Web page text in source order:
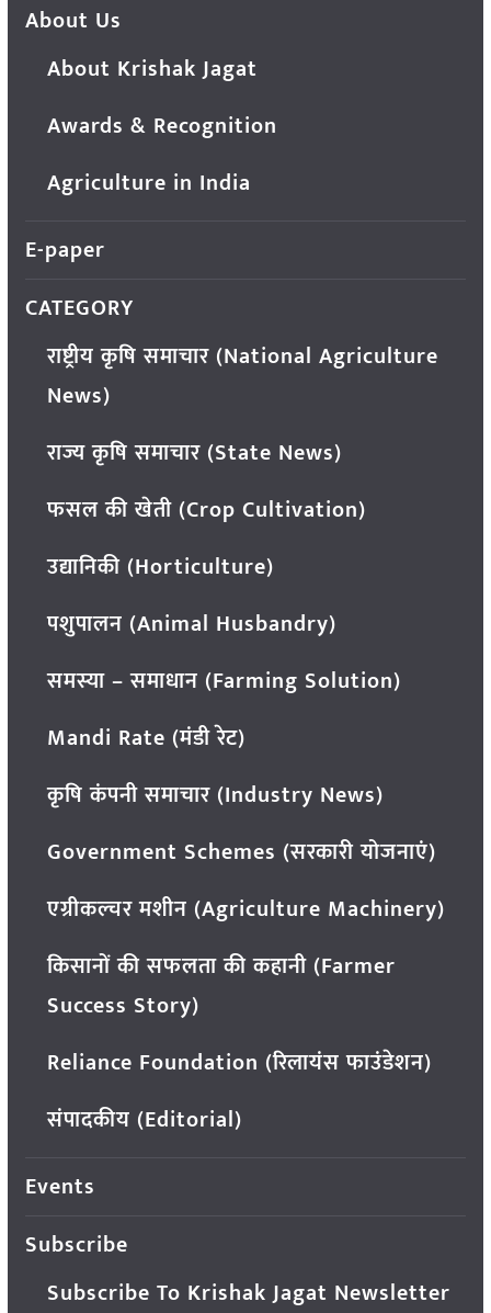
About Us
About Krishak Jagat
Awards & Recognition
Agriculture in India
E-paper
CATEGORY
राष्ट्रीय कृषि समाचार (National Agriculture
News)
राज्य कृषि समाचार (State News)
फसल की खेती (Crop Cultivation)
उद्यानिकी (Horticulture)
पशुपालन (Animal Husbandry)
समस्या – समाधान (Farming Solution)
Mandi Rate (मंडी रेट)
कृषि कंपनी समाचार (Industry News)
Government Schemes (सरकारी योजनाएं)
एग्रीकल्चर मशीन (Agriculture Machinery)
किसानों की सफलता की कहानी (Farmer
Success Story)
Reliance Foundation (रिलायंस फाउंडेशन)
संपादकीय (Editorial)
Events
Subscribe
Subscribe To Krishak Jagat Newsletter